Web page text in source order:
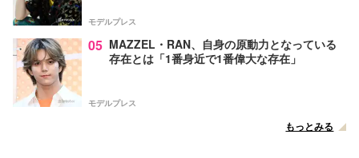
モデルプレス
05 MAZZEL・RAN、自身の原動力となっている
存在とは「1番身近で1番偉大な存在」
モデルプレス
もっとみる